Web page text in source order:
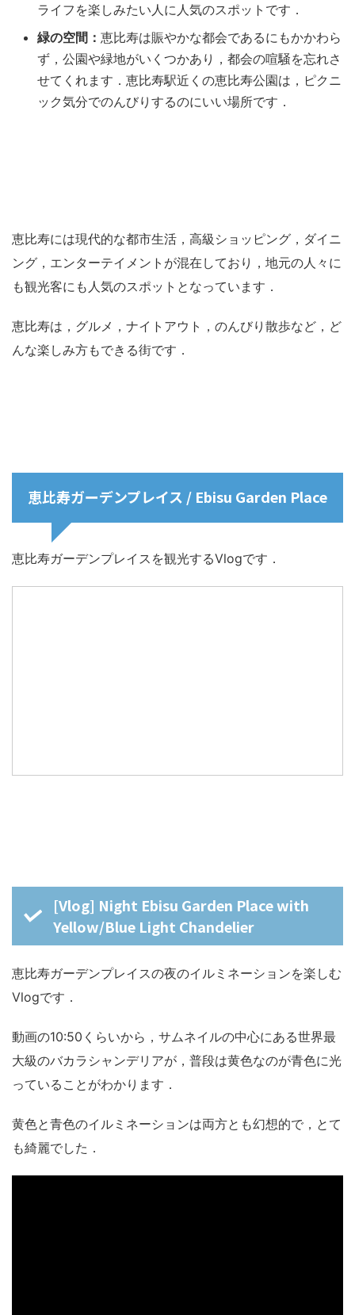
ライフを楽しみたい人に人気のスポットです．
緑の空間： 恵比寿は賑やかな都会であるにもかかわら
ず，公園や緑地がいくつかあり，都会の喧騒を忘れさ
せてくれます．恵比寿駅近くの恵比寿公園は，ピクニ
ック気分でのんびりするのにいい場所です．
恵比寿には現代的な都市生活，高級ショッピング，ダイニ
ング，エンターテイメントが混在しており，地元の人々に
も観光客にも人気のスポットとなっています．
恵比寿は，グルメ，ナイトアウト，のんびり散歩など，ど
んな楽しみ方もできる街です．
恵比寿ガーデンプレイス / Ebisu Garden Place
恵比寿ガーデンプレイスを観光するVlogです．
[Vlog] Night Ebisu Garden Place with
Yellow/Blue Light Chandelier
恵比寿ガーデンプレイスの夜のイルミネーションを楽しむ
Vlogです．
動画の10:50くらいから，サムネイルの中心にある世界最
大級のバカラシャンデリアが，普段は黄色なのが青色に光
っていることがわかります．
黄色と青色のイルミネーションは両方とも幻想的で，とて
も綺麗でした．